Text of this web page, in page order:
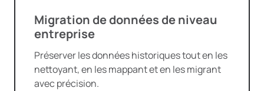
Migration de données de niveau
entreprise
Préserver les données historiques tout en les
nettoyant, en les mappant et en les migrant
avec précision.